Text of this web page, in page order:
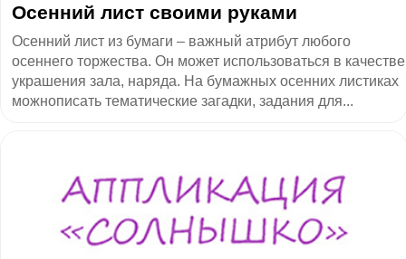
Осенний лист своими руками
Осенний лист из бумаги – важный атрибут любого
осеннего торжества. Он может использоваться в качестве
украшения зала, наряда. На бумажных осенних листиках
можнописать тематические загадки, задания для...